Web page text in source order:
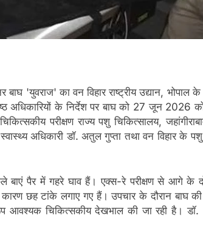
'युवराज' का वन विहार राष्ट्रीय उद्यान, भोपाल
अधिकारियों के निर्देश पर बाघ को 27 जून 2026
परीक्षण राज्य पशु चिकित्सालय,
अधिकारी डॉ. अतुल गुप्ता तथा वन विहार के
बाएं पैर में गहरे घाव हैं। एक्स-रे परीक्षण से आगे के
छह टांके लगाए गए हैं। उपचार के दौरान बाघ की
आवश्यक चिकित्सकीय देखभाल की जा रही है। डॉ.